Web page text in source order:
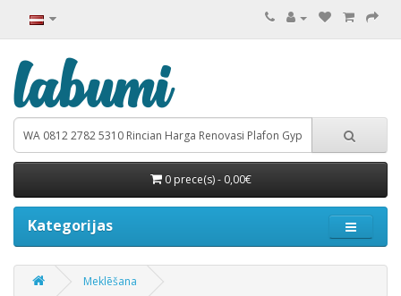
0 prece(s) - 0,00€
Kategorijas
Meklēšana